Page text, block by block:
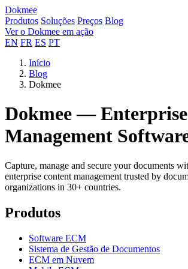
Dokmee
Produtos Soluções Preços Blog
Ver o Dokmee em ação
EN FR ES PT
Início
Blog
Dokmee
Dokmee —
Management
Capture, manage and secure your documents
enterprise content management trusted by
organizations in 30+ countries.
Produtos
Software ECM
Sistema de Gestão de Documentos
ECM em Nuvem